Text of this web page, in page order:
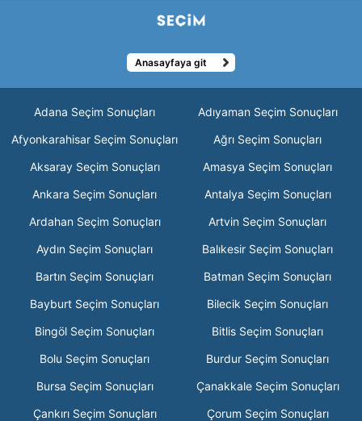
Anasayfaya git
Adana Seçim Sonuçları
Adıyaman Seçim Sonuçları
Afyonkarahisar Seçim Sonuçları
Ağrı Seçim Sonuçları
Aksaray Seçim Sonuçları
Amasya Seçim Sonuçları
Ankara Seçim Sonuçları
Antalya Seçim Sonuçları
Ardahan Seçim Sonuçları
Artvin Seçim Sonuçları
Aydın Seçim Sonuçları
Balıkesir Seçim Sonuçları
Bartın Seçim Sonuçları
Batman Seçim Sonuçları
Bayburt Seçim Sonuçları
Bilecik Seçim Sonuçları
Bingöl Seçim Sonuçları
Bitlis Seçim Sonuçları
Bolu Seçim Sonuçları
Burdur Seçim Sonuçları
Bursa Seçim Sonuçları
Çanakkale Seçim Sonuçları
Çankırı Seçim Sonuçları
Çorum Seçim Sonuçları